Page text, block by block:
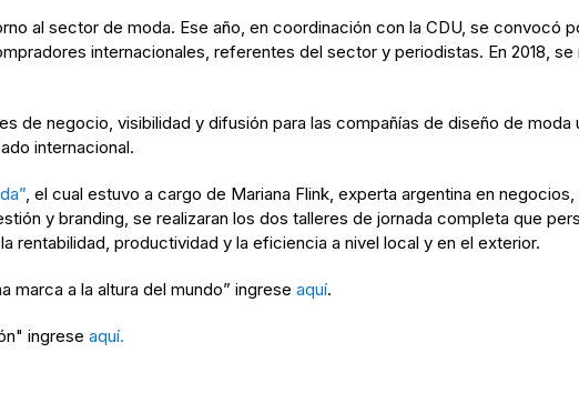
al sector de moda. Ese año, en coordinación con la CDU, se convocó
internacionales, referentes del sector y periodistas. En 2018,
de negocio, visibilidad y difusión para las compañías de diseño de moda
internacional.
, el cual estuvo a cargo de Mariana Flink, experta argentina en
y branding, se realizaran los dos talleres de jornada completa que
rentabilidad, productividad y la eficiencia a nivel local y en el exterior.
marca a la altura del mundo” ingrese aquí.
ingrese aquí.